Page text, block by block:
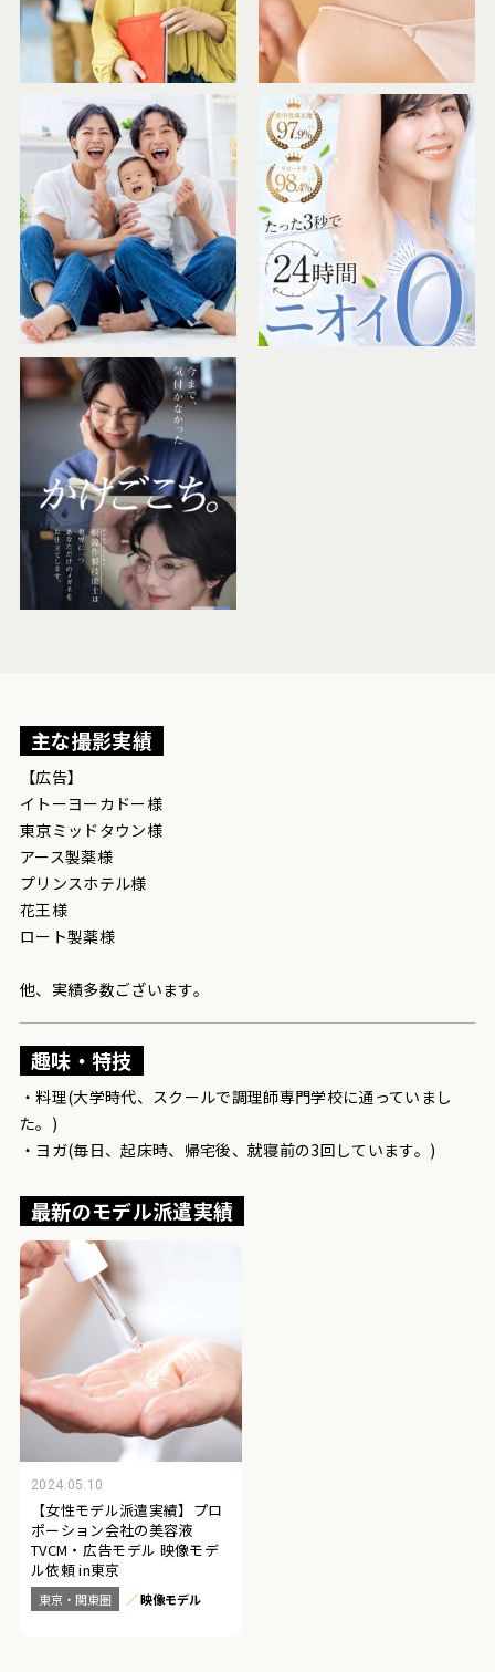
主な撮影実績
【広告】
イトーヨーカドー様
東京ミッドタウン様
アース製薬様
プリンスホテル様
花王様
ロート製薬様
他、実績多数ございます。
趣味・特技
・料理(大学時代、スクールで調理師専門学校に通っていまし
た。)
・ヨガ(毎日、起床時、帰宅後、就寝前の3回しています。)
最新のモデル派遣実績
2024.05.10
【女性モデル派遣実績】プロ
ポーション会社の美容液
TVCM・広告モデル 映像モデ
ル依頼 in東京
東京・関東圏 映像モデル